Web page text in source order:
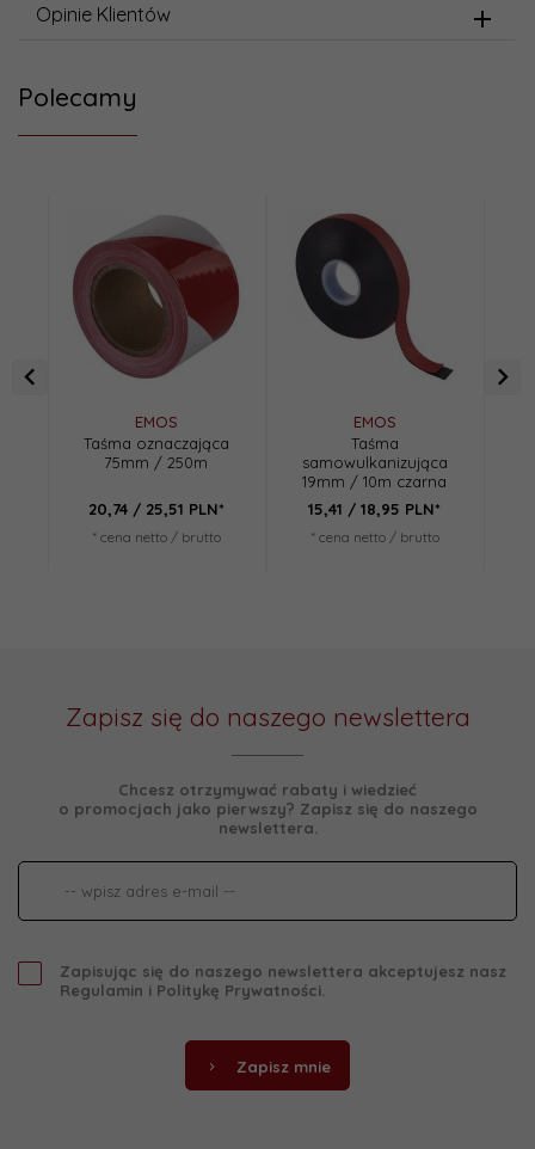
Opinie Klientów
Polecamy
EMOS
Taśma oznaczająca
75mm / 250m
20,74 / 25,51 PLN*
* cena netto / brutto
EMOS
Taśma
samowulkanizująca
19mm / 10m czarna
15,41 / 18,95 PLN*
* cena netto / brutto
Zapisz się do naszego newslettera
Chcesz otrzymywać rabaty i wiedzieć
o promocjach jako pierwszy? Zapisz się do naszego
newslettera.
Zapisując się do naszego newslettera akceptujesz nasz
Regulamin i Politykę Prywatności
Zapisz mnie